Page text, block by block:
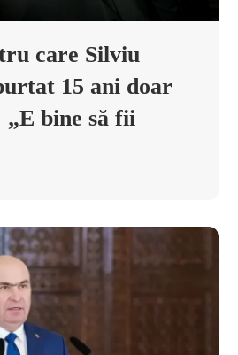
care Silviu
15 ani doar
„E bine să fii